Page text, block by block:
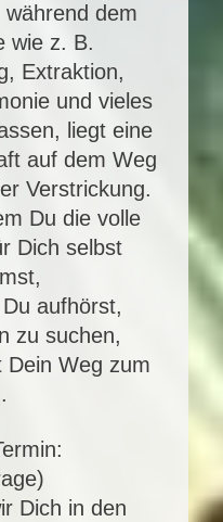
dem
wie z. B.
Extraktion,
und vieles
liegt eine
auf dem Weg
Verstrickung.
Du die volle
Dich selbst
aufhörst,
zu suchen,
Dein Weg zum
Dich in den